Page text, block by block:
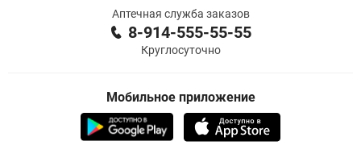
Аптечная служба заказов
8-914-555-55-55
Круглосуточно
Мобильное приложение